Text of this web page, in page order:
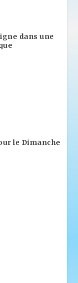
dans une
le Dimanche